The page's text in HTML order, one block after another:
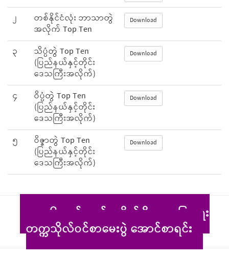
၂ တစ်နိုင်ငံလုံး ဘာသာတွဲ
အလိုက် Top Ten
Download
၃ သိပ္ပံတွဲ Top Ten
(ပြည်နယ်နှင့်တိုင်း
ဒေသကြီးအလိုက်)
Download
၄ ဝိပ္ပံတွဲ Top Ten
(ပြည်နယ်နှင့်တိုင်း
ဒေသကြီးအလိုက်)
Download
၅ ဝိဇ္ဇာတွဲ Top Ten
(ပြည်နယ်နှင့်တိုင်း
ဒေသကြီးအလိုက်)
Download
၂၀၂၆ ခုနှစ်၊ စက်မှု၊ စိုက်ပျိုး၊ မွေးမြူရေး
တက္ကသိုလ်ဝင်စာမေးပွဲ အောင်စာရင်း